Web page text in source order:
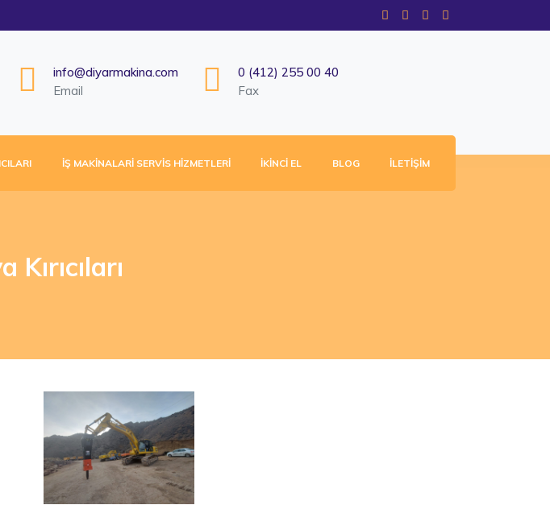
info@diyarmakina.com
Email
0 (412) 255 00 40
Fax
İŞ MAKINALARI SERVIS HIZMETLERI İKINCI EL BLOG İLETIŞIM
Kırıcıları